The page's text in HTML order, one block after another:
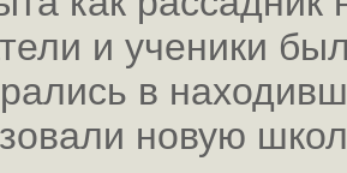
и ученики
в
новую